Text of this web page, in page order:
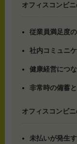
オフィスコンビ
従業員満足度
社内コミュニ
健康経営につ
非常時の備蓄
オフィスコンビ
未払いが発生